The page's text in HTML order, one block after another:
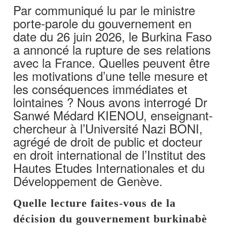
Par communiqué lu par le ministre
porte-parole du gouvernement en
date du 26 juin 2026, le Burkina Faso
a annoncé la rupture de ses relations
avec la France. Quelles peuvent être
les motivations d’une telle mesure et
les conséquences immédiates et
lointaines ? Nous avons interrogé Dr
Sanwé Médard KIENOU, enseignant-
chercheur à l’Université Nazi BONI,
agrégé de droit de public et docteur
en droit international de l’Institut des
Hautes Etudes Internationales et du
Développement de Genève.
Quelle lecture faites-vous de la
décision du gouvernement burkinabè